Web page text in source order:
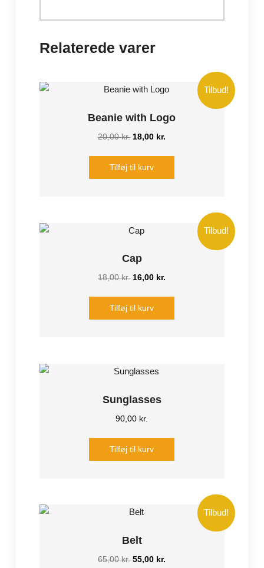
Relaterede varer
Tilbud!
Beanie with Logo
20,00kr. Den
pris
18,00 kr.
Tilføj til kurv
Tilbud!
Cap
18,00kr. Den
pris
16,00 kr.
Tilføj til kurv
Sunglasses
90,00 kr.
Tilføj til kurv
Tilbud!
Belt
65,00kr. Den
55,00 kr.